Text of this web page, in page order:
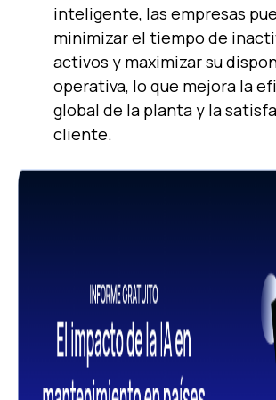
inteligente, las empresas
minimizar el tiempo de
activos y maximizar su
operativa, lo que mejora la
global de la planta y la
cliente.